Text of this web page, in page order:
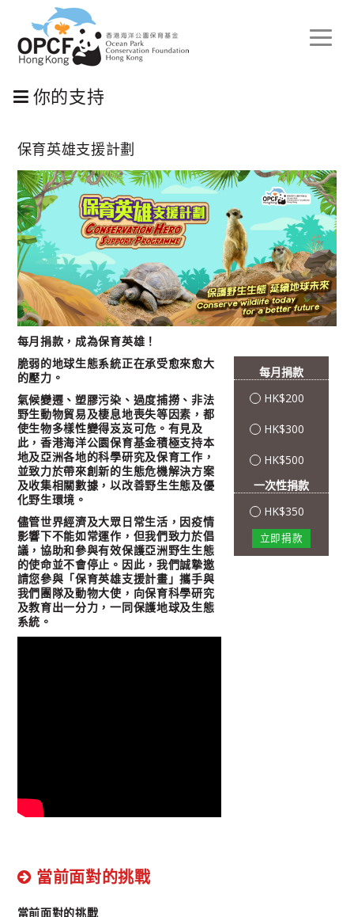
Toggle
你的支持
保育英雄支援計劃
每月捐款，成為保育英雄！
脆弱的地球生態系統正在承受愈來愈大
的壓力。
氣候變遷、塑膠污染、過度捕撈、非法
野生動物貿易及棲息地喪失等因素，都
使生物多樣性變得岌岌可危。有見及
此，香港海洋公園保育基金積極支持本
地及亞洲各地的科學研究及保育工作，
並致力於帶來創新的生態危機解決方案
及收集相關數據，以改善野生生態及優
化野生環境。
儘管世界經濟及大眾日常生活，因疫情
影響下不能如常運作，但我們致力於倡
議，協助和參與有效保護亞洲野生生態
的使命並不會停止。因此，我們誠摯邀
請您參與「保育英雄支援計畫」攜手與
我們團隊及動物大使，向保育科學研究
及教育出一分力，一同保護地球及生態
系統。
當前面對的挑戰
當前面對的挑戰